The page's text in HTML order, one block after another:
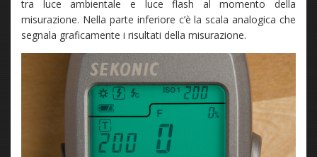
tra luce ambientale e luce flash al momento della
misurazione. Nella parte inferiore c’è la scala analogica che
segnala graficamente i risultati della misurazione.